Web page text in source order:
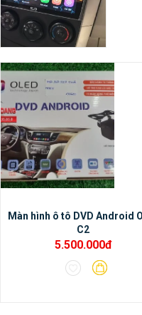
Màn hình ô tô DVD Android
C2
5.500.000đ